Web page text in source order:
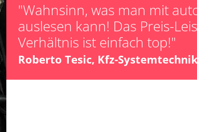
"Wahnsinn, was man mit
auslesen kann! Das Preis-
Verhältnis ist einfach top!"
Roberto Tesic, Kfz-